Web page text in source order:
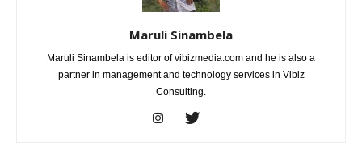
Maruli Sinambela
Maruli Sinambela is editor of vibizmedia.com and he is also a
partner in management and technology services in Vibiz
Consulting.